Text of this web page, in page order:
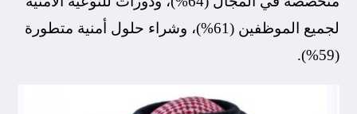
لجميع الموظفين (61%)، وشراء حلول أمنية متطورة
(59%).